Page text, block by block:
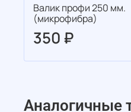
Валик профи 250 мм.
(микрофибра)
350 ₽
Аналогичные